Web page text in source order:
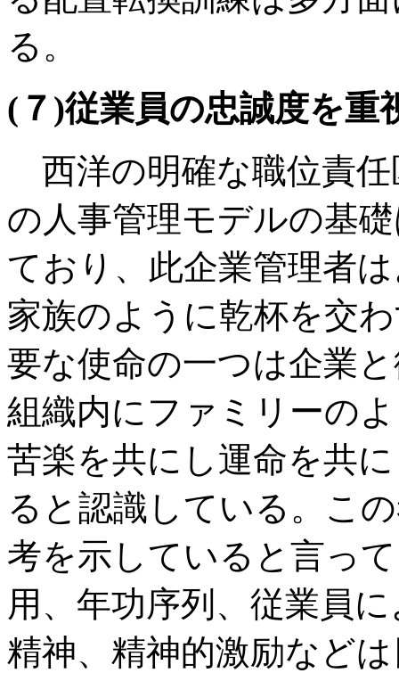
る。
(７)従業員の忠誠度を重
西洋の明確な職位責
の人事管理モデルの基
ており、此企業管理者
家族のように乾杯を交
要な使命の一つは企業
組織内にファミリーの
苦楽を共にし運命を共
ると認識している。こ
考を示していると言っ
用、年功序列、従業員
精神、精神的激励など